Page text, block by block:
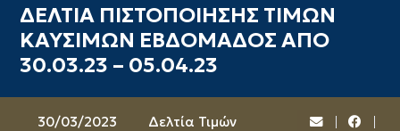
ΔΕΛΤΙΑ ΠΙΣΤΟΠΟΙΗΣΗΣ ΤΙΜΩΝ
ΚΑΥΣΙΜΩΝ ΕΒΔΟΜΑΔΟΣ ΑΠΟ
30.03.23 – 05.04.23
30/03/2023
Δελτία Τιμών